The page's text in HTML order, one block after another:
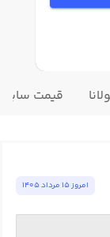
قیمت سایر
امروز ١٥ مرداد ١٤٠٥